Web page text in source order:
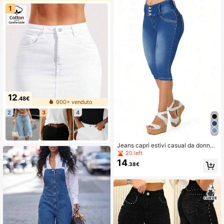
1
12.48€
900+ venduto
2
3 4
Jeans capri estivi casual da donna
con bottoni elastici e tasche
20 left
14.38€